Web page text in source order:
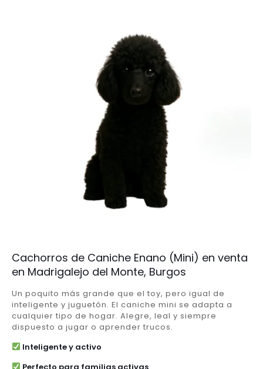
Cachorros de Caniche Enano (Mini) en venta
en Madrigalejo del Monte, Burgos
Un poquito más grande que el toy, pero igual de
inteligente y juguetón. El caniche mini se adapta a
cualquier tipo de hogar. Alegre, leal y siempre
dispuesto a jugar o aprender trucos.
Inteligente y activo
Perfecto para familias activas